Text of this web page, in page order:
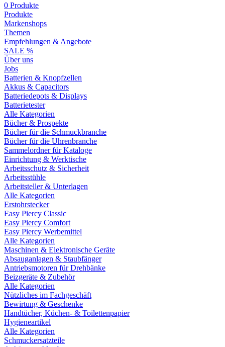
0 Produkte
Produkte
Markenshops
Themen
Empfehlungen & Angebote
SALE %
Über uns
Jobs
Batterien & Knopfzellen
Akkus & Capacitors
Batteriedepots & Displays
Batterietester
Alle Kategorien
Bücher & Prospekte
Bücher für die Schmuckbranche
Bücher für die Uhrenbranche
Sammelordner für Kataloge
Einrichtung & Werktische
Arbeitsschutz & Sicherheit
Arbeitsstühle
Arbeitsteller & Unterlagen
Alle Kategorien
Erstohrstecker
Easy Piercy Classic
Easy Piercy Comfort
Easy Piercy Werbemittel
Alle Kategorien
Maschinen & Elektronische Geräte
Absauganlagen & Staubfänger
Antriebsmotoren für Drehbänke
Beizgeräte & Zubehör
Alle Kategorien
Nützliches im Fachgeschäft
Bewirtung & Geschenke
Handtücher, Küchen- & Toilettenpapier
Hygieneartikel
Alle Kategorien
Schmuckersatzteile